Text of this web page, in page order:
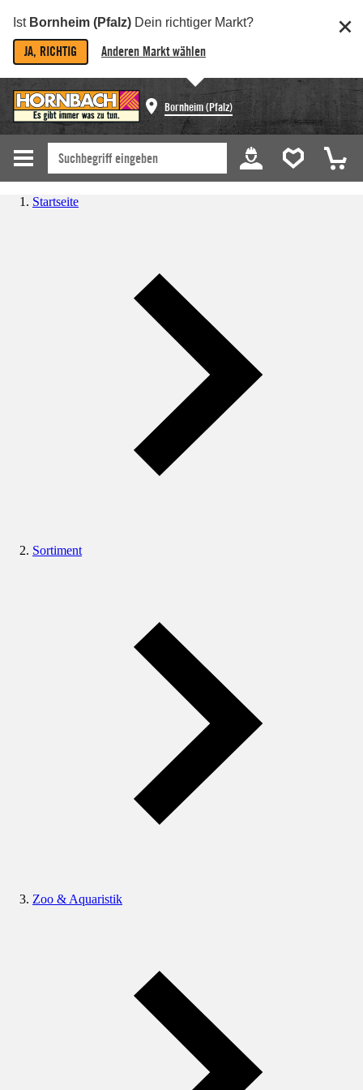
Ist Bornheim (Pfalz) Dein richtiger Markt?
JA, RICHTIG Anderen Markt wählen
Bornheim (Pfalz)
Startseite
Sortiment
Zoo & Aquaristik